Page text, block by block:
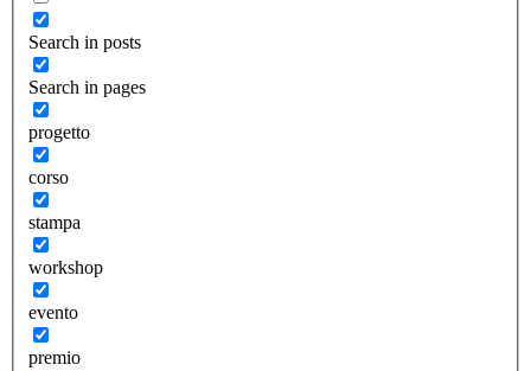
Search in posts
Search in pages
progetto
corso
stampa
workshop
evento
premio